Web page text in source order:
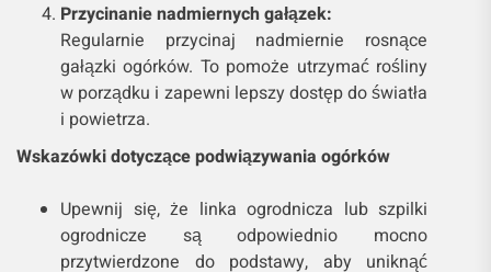
Przycinanie nadmiernych gałązek:
Regularnie przycinaj nadmiernie rosnące
gałązki ogórków. To pomoże utrzymać rośliny
w porządku i zapewni lepszy dostęp do światła
i powietrza.
Wskazówki dotyczące podwiązywania ogórków
Upewnij się, że linka ogrodnicza lub szpilki
ogrodnicze są odpowiednio mocno
przytwierdzone do podstawy, aby uniknąć